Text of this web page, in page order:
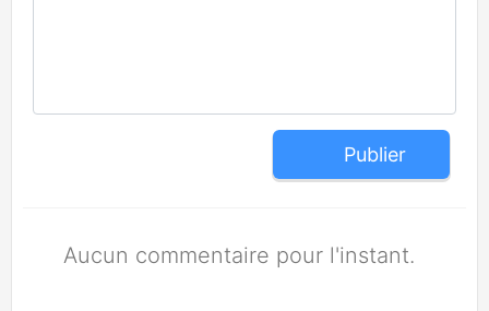
Publier
Aucun commentaire pour l'instant.